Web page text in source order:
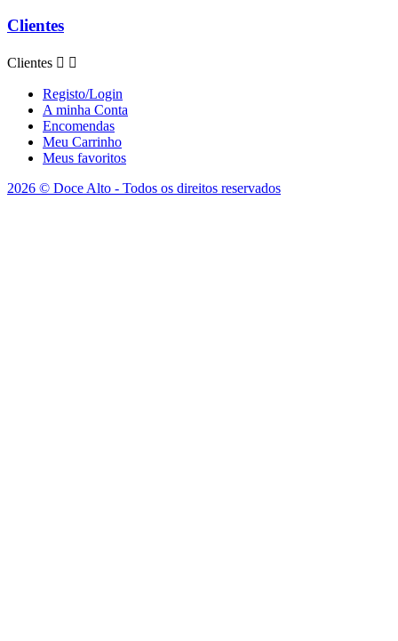
Clientes
Clientes  
Registo/Login
A minha Conta
Encomendas
Meu Carrinho
Meus favoritos
2026 © Doce Alto - Todos os direitos reservados